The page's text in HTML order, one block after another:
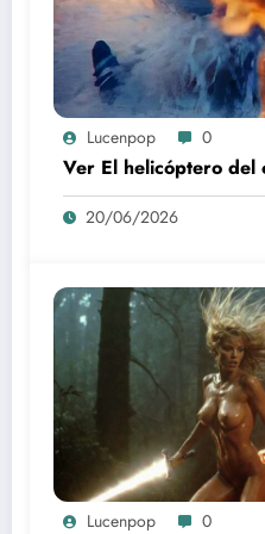
Lucenpop 0
Ver El helicóptero del
20/06/2026
Lucenpop 0